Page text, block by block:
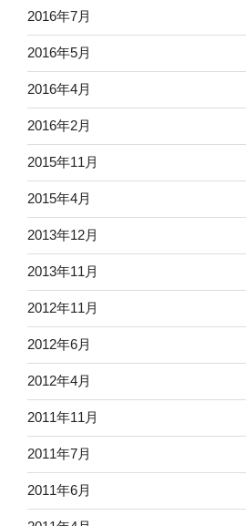
2016年7月
2016年5月
2016年4月
2016年2月
2015年11月
2015年4月
2013年12月
2013年11月
2012年11月
2012年6月
2012年4月
2011年11月
2011年7月
2011年6月